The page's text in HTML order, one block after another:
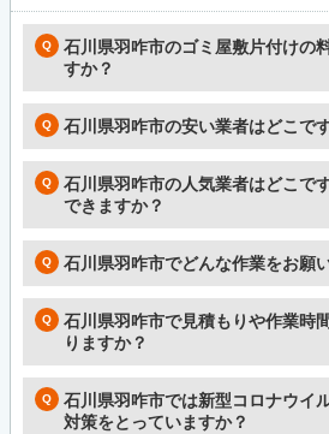
石川県羽咋市のゴミ屋敷片付けの
すか？
石川県羽咋市の安い業者はどこで
石川県羽咋市の人気業者はどこで
できますか？
石川県羽咋市でどんな作業をお願
石川県羽咋市で見積もりや作業時
りますか？
石川県羽咋市では新型コロナウイ
対策をとっていますか？